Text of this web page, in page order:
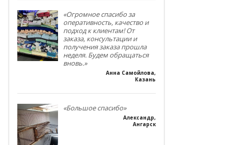
«Огромное спасибо за
оперативность, качество и
подход к клиентам! От
заказа, консультации и
получения заказа прошла
неделя. Будем обращаться
вновь.»
Анна Самойлова,
Казань
«Большое спасибо»
Александр,
Ангарск